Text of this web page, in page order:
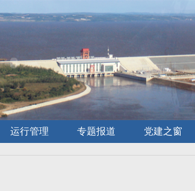
运行管理 专题报道 党建之窗